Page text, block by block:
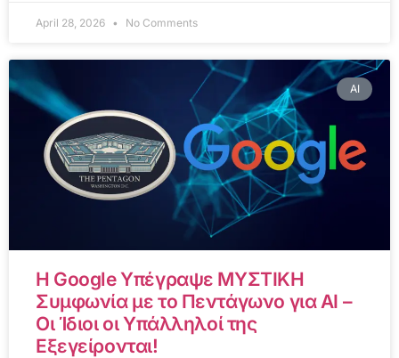
April 28, 2026 No Comments
AI
Η Google Υπέγραψε ΜΥΣΤΙΚΗ
Συμφωνία με το Πεντάγωνο για AI –
Οι Ίδιοι οι Υπάλληλοί της
Εξεγείρονται!